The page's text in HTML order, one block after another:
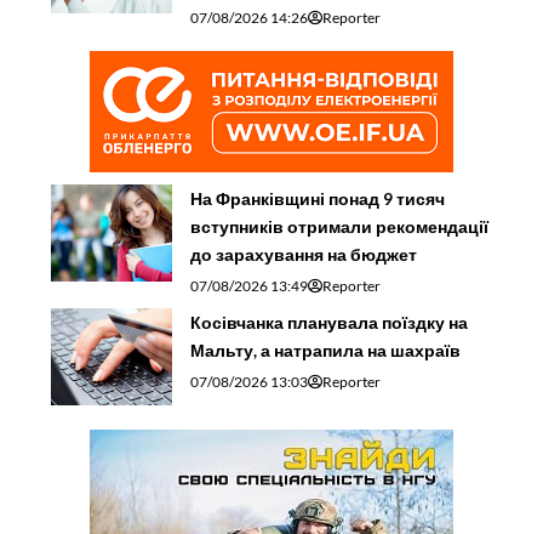
07/08/2026 14:26 Reporter
На Франківщині понад 9 тисяч
вступників отримали рекомендації
до зарахування на бюджет
07/08/2026 13:49 Reporter
Косівчанка планувала поїздку на
Мальту, а натрапила на шахраїв
07/08/2026 13:03 Reporter